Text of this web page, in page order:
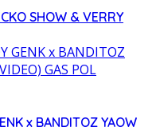
SHOW & VERRY
x BANDITOZ YAOW